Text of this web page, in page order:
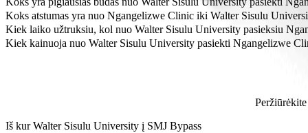
Pasirinkdami kategoriją Go Hatch, nuo Walter Sisulu University iki
Koks atstumas yra nuo Ngangelizwe Clinic iki Walter Sisulu
Nuo Walter Sisulu University iki Ngangelizwe Clinic yra maždaug
Kiek laiko užtruksiu, kol nuo Walter Sisulu University pasieksiu
Pasirinkdami kategoriją Go Hatch, nuo Walter Sisulu University iki
Kiek kainuoja nuo Walter Sisulu University pasiekti Ngangelizwe
Pasirinkdami kategoriją Go Hatch, už kelionę nuo Walter Sisulu
Iš kur Walter Sisulu University į SMJ Bypass